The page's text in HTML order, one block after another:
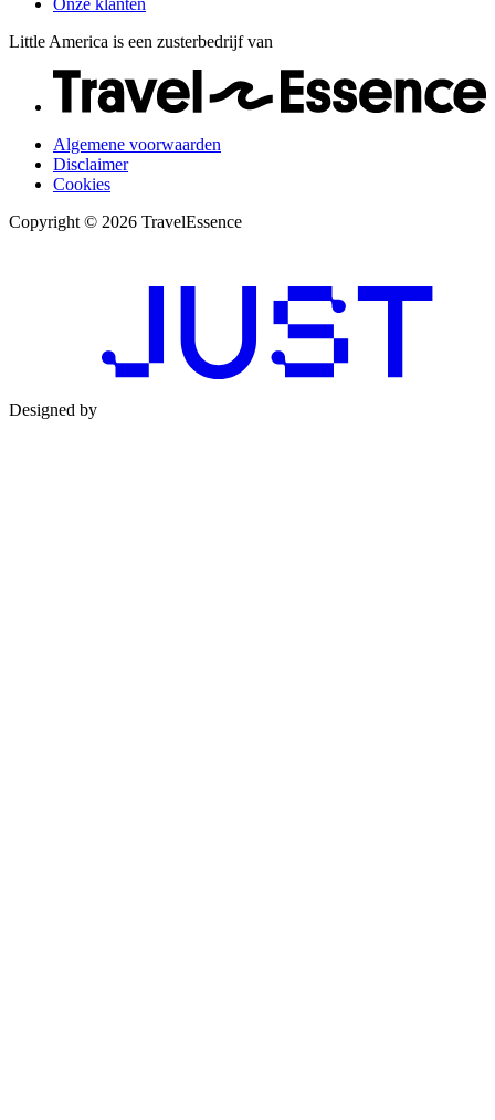
Little America is een zusterbedrijf van
Algemene voorwaarden
Disclaimer
Cookies
Copyright © 2026 TravelEssence
Designed by